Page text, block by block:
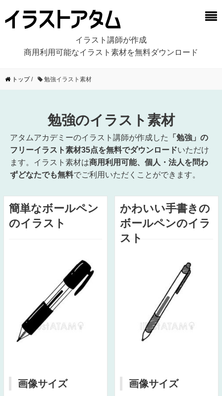
イラスト講師が作成
商用利用可能なイラスト素材を無料ダウンロード
トップ/ 勉強イラスト素材
勉強のイラスト素材
アタムアカデミーのイラスト講師が作成した
「勉強」の
フリーイラスト素材35点を無料でダウンロードいただけ
ます。イラスト素材は商用利用可能、個人・法人を問わ
ずどなたでも無料でご利用いただくことができます。
簡単なボールペン
のイラスト
画像サイズ
かわいい手書きの
ボールペンのイラ
スト
画像サイズ